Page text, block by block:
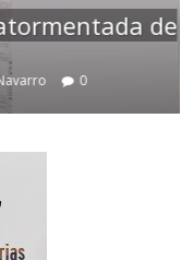
de
0